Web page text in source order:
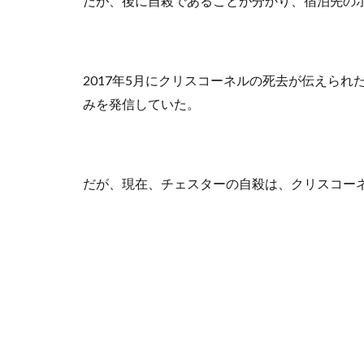
2017年5月にクリスコーネルの死去が伝えられ
みを発信していた。
だが、現在、チェスターの自殺は、クリスコ